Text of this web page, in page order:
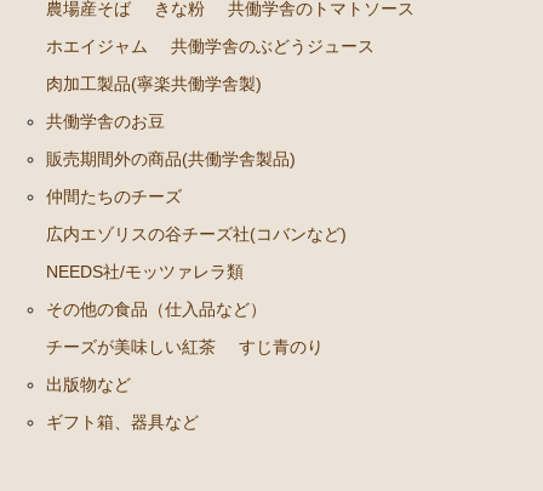
農場産そば
きな粉
共働学舎のトマトソース
ホエイジャム
共働学舎のぶどうジュース
肉加工製品(寧楽共働学舎製)
共働学舎のお豆
販売期間外の商品(共働学舎製品)
仲間たちのチーズ
広内エゾリスの谷チーズ社(コバンなど)
NEEDS社/モッツァレラ類
その他の食品（仕入品など）
チーズが美味しい紅茶
すじ青のり
出版物など
ギフト箱、器具など